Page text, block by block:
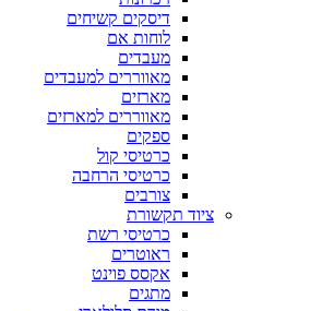
דיסקים קשיחים
לוחות אם
מעבדים
מאווררים למעבדים
מארזים
מאווררים למארזים
ספקים
כרטיסי קול
כרטיסי הרחבה
צורבים
ציוד תקשורת
כרטיסי רשת
ראוטרים
אקסס פוינט
מתגים